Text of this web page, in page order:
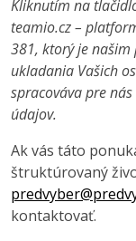
Kliknutím na
teamio.cz –
381, ktorý je našim
ukladania Vašich
spracováva pre
údajov.
Ak vás táto
štruktúrovaný
kontaktovať.